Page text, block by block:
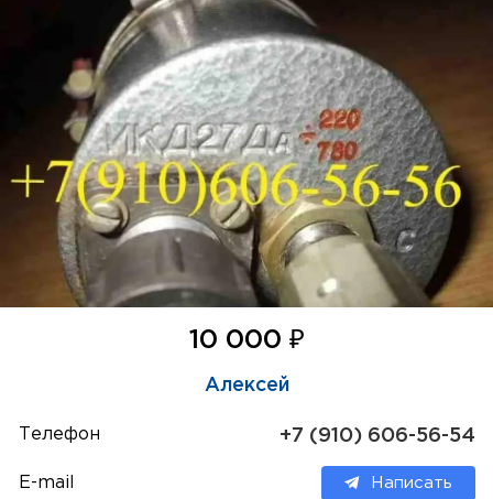
10 000 ₽
Алексей
Телефон +7 (910) 606-56-54
E-mail Написать